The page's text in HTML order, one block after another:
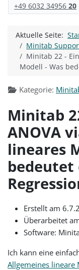
+49 6032 3495620
Aktuelle Seite:
Minitab
Minitab 22 -
Modell - Was
Kategorie:
Minitab
ANOVA
lineares
bedeutet
Erstellt am
Überarbeitet
Software:
Ich kann eine
Allgemeines lineare